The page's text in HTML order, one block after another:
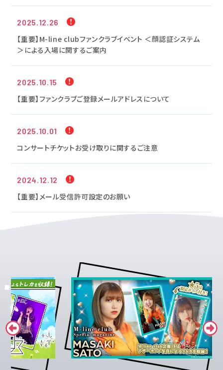
2025.12.26
【重要】M-line clubファンクラブイベント ＜顔認証システム
＞による入場に関するご案内
2025.10.15
【重要】ファンクラブご登録メールアドレスについて
2025.10.01
コンサートチケットお受け取りに関するご注意
2024.12.12
【重要】メール受信許可設定のお願い